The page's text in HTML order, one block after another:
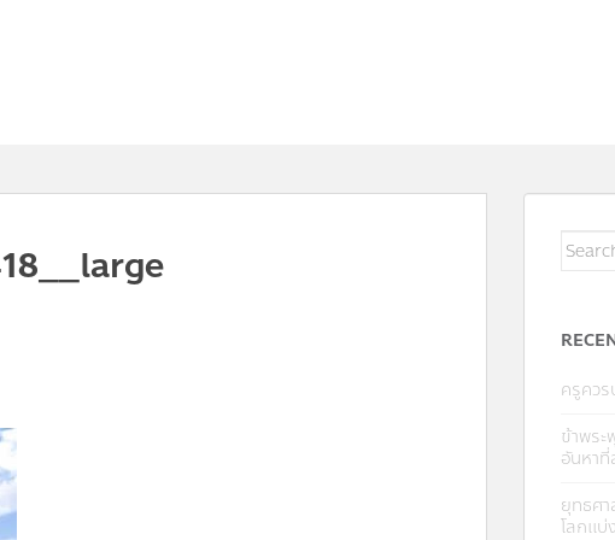
Search
for:
ครูควร
ข้าพร
อันหา
ยุทธศา
โลกแบ่